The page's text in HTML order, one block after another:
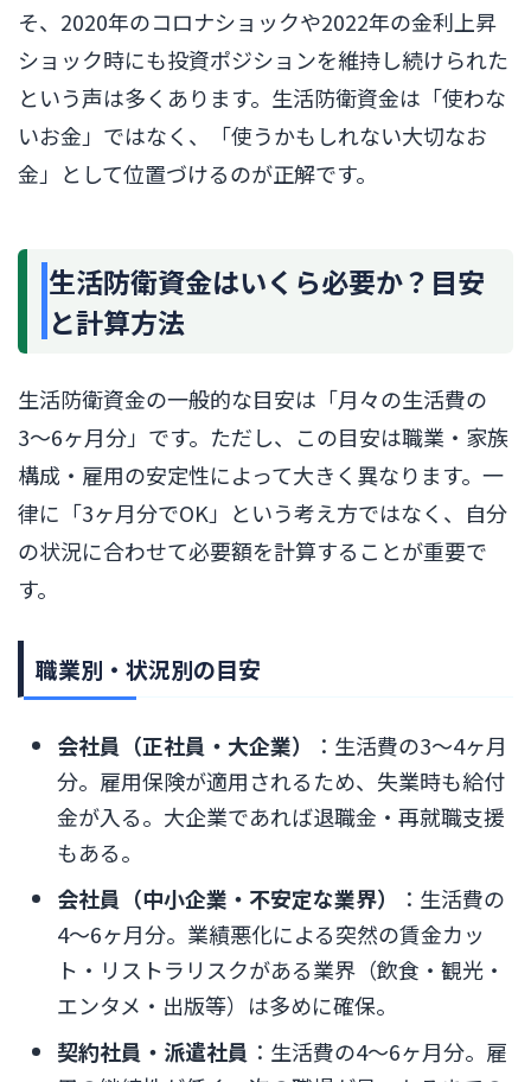
そ、2020年のコロナショックや2022年の金利上昇
ショック時にも投資ポジションを維持し続けられた
という声は多くあります。生活防衛資金は「使わな
いお金」ではなく、「使うかもしれない大切なお
金」として位置づけるのが正解です。
生活防衛資金はいくら必要か？目安
と計算方法
生活防衛資金の一般的な目安は「月々の生活費の
3〜6ヶ月分」です。ただし、この目安は職業・家族
構成・雇用の安定性によって大きく異なります。一
律に「3ヶ月分でOK」という考え方ではなく、自分
の状況に合わせて必要額を計算することが重要で
す。
職業別・状況別の目安
会社員（正社員・大企業）
：生活費の3〜4ヶ月
分。雇用保険が適用されるため、失業時も給付
金が入る。大企業であれば退職金・再就職支援
もある。
会社員（中小企業・不安定な業界）
：生活費の
4〜6ヶ月分。業績悪化による突然の賃金カッ
ト・リストラリスクがある業界（飲食・観光・
エンタメ・出版等）は多めに確保。
契約社員・派遣社員 ：生活費の4〜6ヶ月分。雇